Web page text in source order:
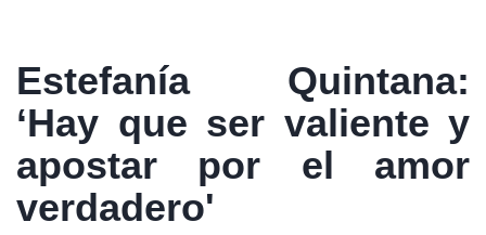
Estefanía Quintana:
‘Hay que ser valiente y
apostar por el amor
verdadero'